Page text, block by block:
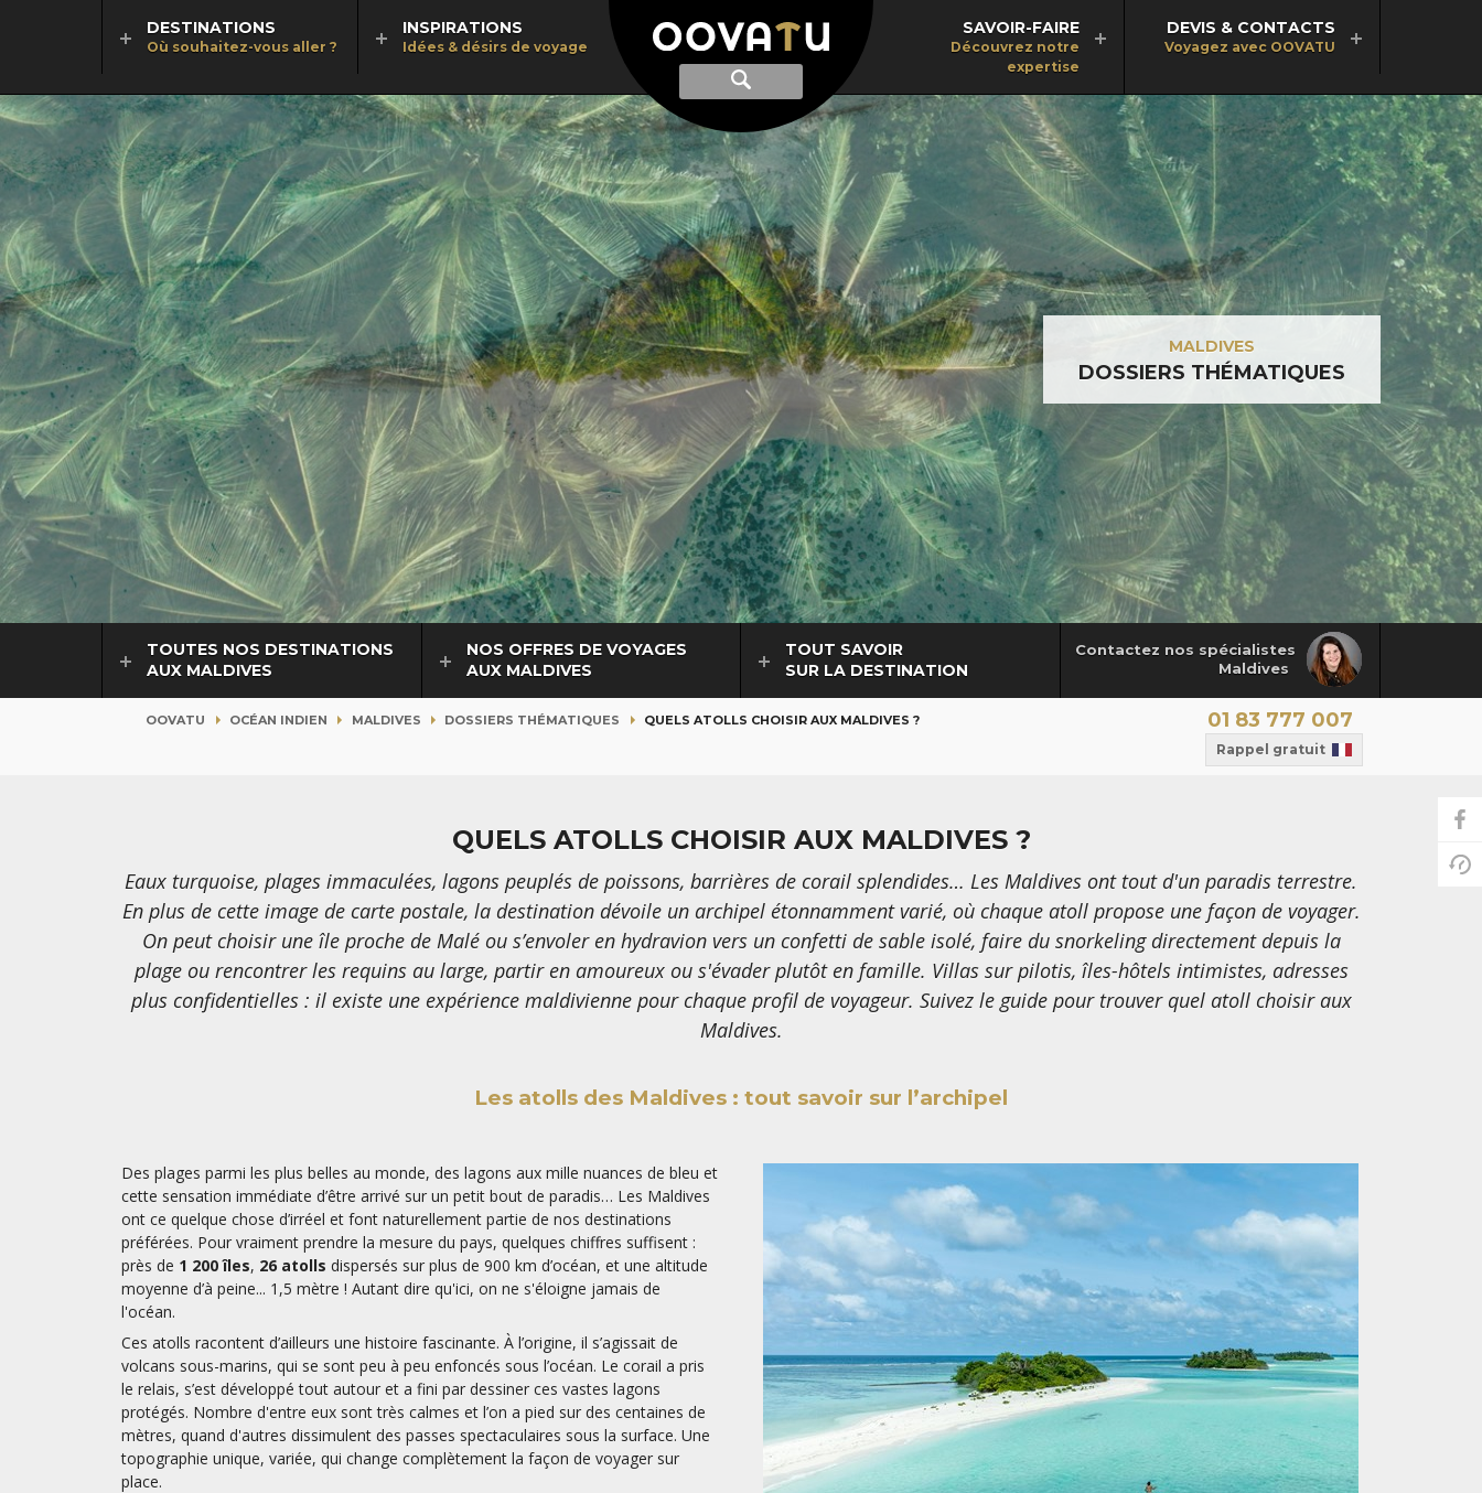
Afficher
recherche
Recherche
DESTINATIONS
Où souhaitez-vous aller ?
INSPIRATIONS
Idées & désirs de voyage
SAVOIR-FAIRE
Découvrez notre
expertise
DEVIS & CONTACTS
Voyagez avec OOVATU
MALDIVES
DOSSIERS THÉMATIQUES
Contactez nos spécialistes
Maldives
TOUTES NOS DESTINATIONS
AUX MALDIVES
NOS OFFRES DE VOYAGES
AUX MALDIVES
TOUT SAVOIR
SUR LA DESTINATION
OOVATU OCÉAN INDIEN MALDIVES DOSSIERS THÉMATIQUES QUELS ATOLLS CHOISIR AUX MALDIVES ? 01 83 777 007
Rappel gratuit
QUELS ATOLLS CHOISIR AUX MALDIVES ?
Eaux turquoise, plages immaculées, lagons peuplés de poissons, barrières de corail splendides… Les Maldives ont tout d'un paradis terrestre.
En plus de cette image de carte postale, la destination dévoile un archipel étonnamment varié, où chaque atoll propose une façon de voyager.
On peut choisir une île proche de Malé ou s’envoler en hydravion vers un confetti de sable isolé, faire du snorkeling directement depuis la
plage ou rencontrer les requins au large, partir en amoureux ou s'évader plutôt en famille. Villas sur pilotis, îles-hôtels intimistes, adresses
plus confidentielles : il existe une expérience maldivienne pour chaque profil de voyageur. Suivez le guide pour trouver quel atoll choisir aux
Maldives.
Les atolls des Maldives : tout savoir sur l’archipel
Des plages parmi les plus belles au monde, des lagons aux mille nuances de bleu et
cette sensation immédiate d’être arrivé sur un petit bout de paradis… Les Maldives
ont ce quelque chose d’irréel et font naturellement partie de nos destinations
préférées. Pour vraiment prendre la mesure du pays, quelques chiffres suffisent :
près de 1 200 îles, 26 atolls dispersés sur plus de 900 km d’océan, et une altitude
moyenne d’à peine... 1,5 mètre ! Autant dire qu'ici, on ne s'éloigne jamais de
l'océan.
Ces atolls racontent d’ailleurs une histoire fascinante. À l’origine, il s’agissait de
volcans sous-marins, qui se sont peu à peu enfoncés sous l’océan. Le corail a pris
le relais, s’est développé tout autour et a fini par dessiner ces vastes lagons
protégés. Nombre d'entre eux sont très calmes et l’on a pied sur des centaines de
mètres, quand d'autres dissimulent des passes spectaculaires sous la surface. Une
topographie unique, variée, qui change complètement la façon de voyager sur
place.